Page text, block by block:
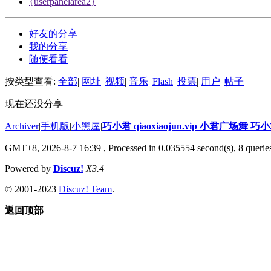
好友的分享
我的分享
随便看看
按类型查看: 全部| 网址| 视频| 音乐| Flash| 投票| 用户| 帖子
现在还没分享
Archiver|手机版|小黑屋|巧小君 qiaoxiaojun.vip 小君广场舞 巧
GMT+8, 2026-8-7 16:39 , Processed in 0.035554 second(s), 8
Powered by Discuz! X3.4
© 2001-2023 Discuz! Team.
返回顶部